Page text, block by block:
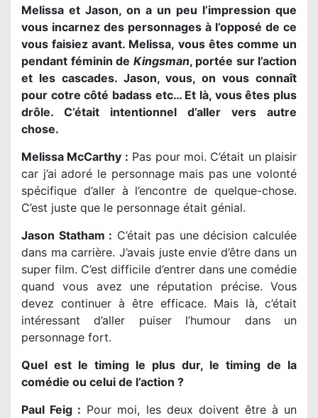
Melissa et Jason, on a un peu l’impression que
vous incarnez des personnages à l’opposé de ce
vous faisiez avant. Melissa, vous êtes comme un
pendant féminin de Kingsman, portée sur l’action
et les cascades. Jason, vous, on vous connaît
pour cotre côté badass etc… Et là, vous êtes plus
drôle. C’était intentionnel d’aller vers autre
chose.
Melissa McCarthy : Pas pour moi. C’était un plaisir
car j’ai adoré le personnage mais pas une volonté
spécifique d’aller à l’encontre de quelque-chose.
C’est juste que le personnage était génial.
Jason Statham : C’était pas une décision calculée
dans ma carrière. J’avais juste envie d’être dans un
super film. C’est difficile d’entrer dans une comédie
quand vous avez une réputation précise. Vous
devez continuer à être efficace. Mais là, c’était
intéressant d’aller puiser l’humour dans un
personnage fort.
Quel est le timing le plus dur, le timing de la
comédie ou celui de l’action ?
Paul Feig : Pour moi, les deux doivent être à un